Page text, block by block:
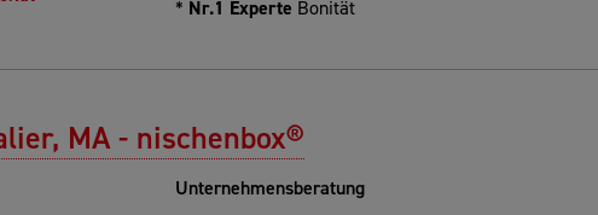
* Nr.1 Experte Bonität
MA - nischenbox®
Unternehmensberatung